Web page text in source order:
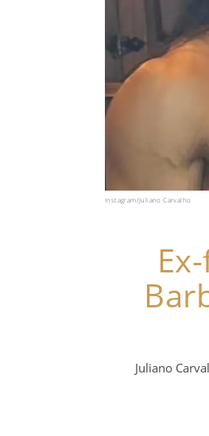
Instagram/Juliano Carvalho
Juliano